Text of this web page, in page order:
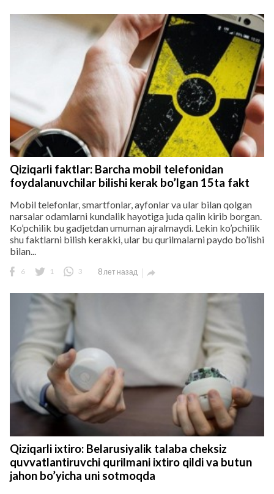
Qiziqarli faktlar: Barcha mobil telefonidan
foydalanuvchilar bilishi kerak bo’lgan 15ta fakt
Mobil telefonlar, smartfonlar, ayfonlar va ular bilan qolgan
narsalar odamlarni kundalik hayotiga juda qalin kirib borgan.
Ko’pchilik bu gadjetdan umuman ajralmaydi. Lekin ko’pchilik
shu faktlarni bilish kerakki, ular bu qurilmalarni paydo bo’lishi
bilan...
6 1 3 8 лет назад 
Qiziqarli ixtiro: Belarusiyalik talaba cheksiz
quvvatlantiruvchi qurilmani ixtiro qildi va butun
jahon bo’yicha uni sotmoqda